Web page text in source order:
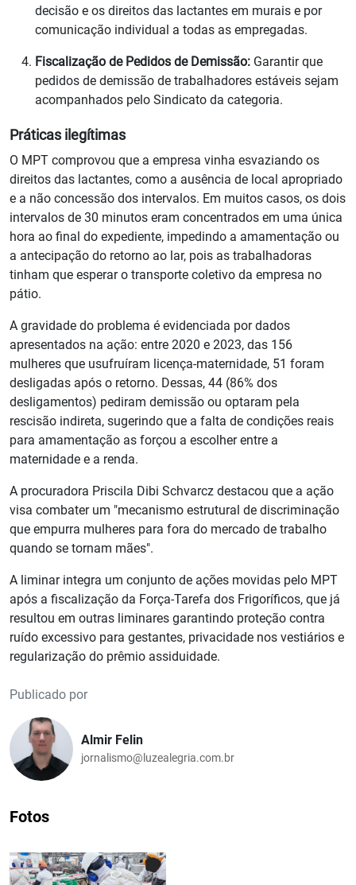
decisão e os direitos das lactantes em murais e por
comunicação individual a todas as empregadas.
Fiscalização de Pedidos de Demissão: Garantir que
pedidos de demissão de trabalhadores estáveis sejam
acompanhados pelo Sindicato da categoria.
Práticas ilegítimas
O MPT comprovou que a empresa vinha esvaziando os
direitos das lactantes, como a ausência de local apropriado
e a não concessão dos intervalos. Em muitos casos, os dois
intervalos de 30 minutos eram concentrados em uma única
hora ao final do expediente, impedindo a amamentação ou
a antecipação do retorno ao lar, pois as trabalhadoras
tinham que esperar o transporte coletivo da empresa no
pátio.
A gravidade do problema é evidenciada por dados
apresentados na ação: entre 2020 e 2023, das 156
mulheres que usufruíram licença-maternidade, 51 foram
desligadas após o retorno. Dessas, 44 (86% dos
desligamentos) pediram demissão ou optaram pela
rescisão indireta, sugerindo que a falta de condições reais
para amamentação as forçou a escolher entre a
maternidade e a renda.
A procuradora Priscila Dibi Schvarcz destacou que a ação
visa combater um "mecanismo estrutural de discriminação
que empurra mulheres para fora do mercado de trabalho
quando se tornam mães".
A liminar integra um conjunto de ações movidas pelo MPT
após a fiscalização da Força-Tarefa dos Frigoríficos, que já
resultou em outras liminares garantindo proteção contra
ruído excessivo para gestantes, privacidade nos vestiários e
regularização do prêmio assiduidade.
Publicado por
Almir Felin
jornalismo@luzealegria.com.br
Fotos